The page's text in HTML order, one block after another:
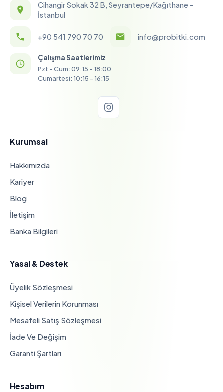
Cihangir Sokak 32 B, Seyrantepe/Kağıthane -
İstanbul
+90 541 790 70 70 info@probitki.com
Çalışma Saatlerimiz
Pzt - Cum: 09:15 - 18:00
Cumartesi: 10:15 - 16:15
Kurumsal
Hakkımızda
Kariyer
Blog
İletişim
Banka Bilgileri
Yasal & Destek
Üyelik Sözleşmesi
Kişisel Verilerin Korunması
Mesafeli Satış Sözleşmesi
İade Ve Değişim
Garanti Şartları
Hesabım